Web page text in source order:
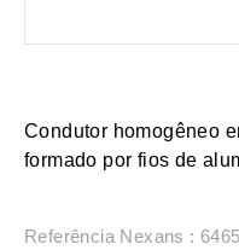
Condutor homogêneo
formado por fios de
Referência Nexans :